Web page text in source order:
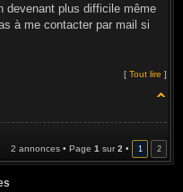
devenant plus difficile même
à me contacter par mail si
[ Tout lire ]
2 annonces • Page 1 sur2 • 1 2